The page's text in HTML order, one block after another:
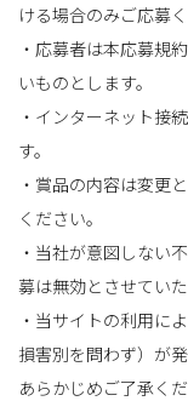
ける場合のみご応募く
・応募者は本応募規
いものとします。
・インターネット接
す。
・賞品の内容は変更
ください。
・当社が意図しない
募は無効とさせていた
・当サイトの利用に
損害別を問わず）が
あらかじめご了承くだ